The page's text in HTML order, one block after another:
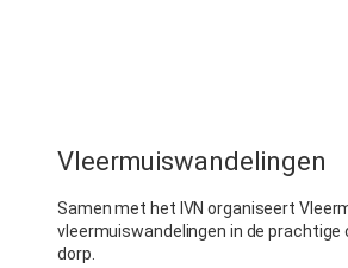
Vleermuiswandelingen
Samen met het IVN organiseert
vleermuiswandelingen in de prachtige
dorp.